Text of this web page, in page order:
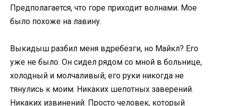
Предполагается, что горе приходит волнами. Мое
было похоже на лавину.
Выкидыш разбил меня вдребезги, но Майкл? Его
уже не было. Он сидел рядом со мной в больнице,
холодный и молчаливый, его руки никогда не
тянулись к моим. Никаких шепотных заверений.
Никаких извинений. Просто человек, который